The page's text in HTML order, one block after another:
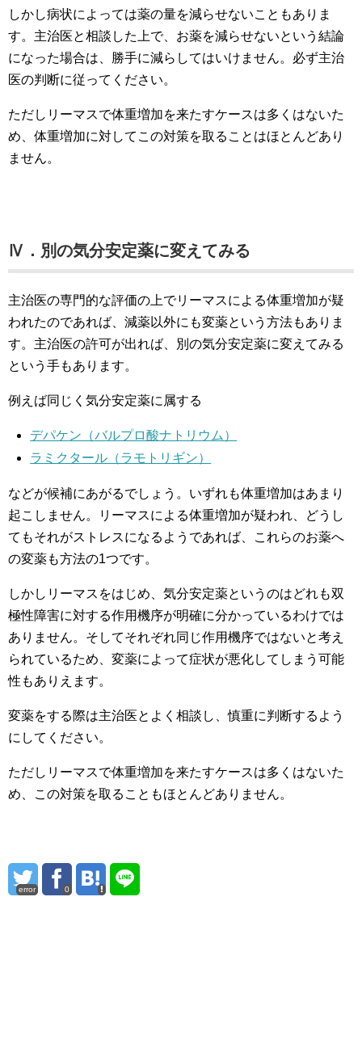
しかし病状によっては薬の量を減らせないこともありま
す。主治医と相談した上で、お薬を減らせないという結論
になった場合は、勝手に減らしてはいけません。必ず主治
医の判断に従ってください。
ただしリーマスで体重増加を来たすケースは多くはないた
め、体重増加に対してこの対策を取ることはほとんどあり
ません。
Ⅳ．別の気分安定薬に変えてみる
主治医の専門的な評価の上でリーマスによる体重増加が疑
われたのであれば、減薬以外にも変薬という方法もありま
す。主治医の許可が出れば、別の気分安定薬に変えてみる
という手もあります。
例えば同じく気分安定薬に属する
デパケン（バルプロ酸ナトリウム）
ラミクタール（ラモトリギン）
などが候補にあがるでしょう。いずれも体重増加はあまり
起こしません。リーマスによる体重増加が疑われ、どうし
てもそれがストレスになるようであれば、これらのお薬へ
の変薬も方法の1つです。
しかしリーマスをはじめ、気分安定薬というのはどれも双
極性障害に対する作用機序が明確に分かっているわけでは
ありません。そしてそれぞれ同じ作用機序ではないと考え
られているため、変薬によって症状が悪化してしまう可能
性もありえます。
変薬をする際は主治医とよく相談し、慎重に判断するよう
にしてください。
ただしリーマスで体重増加を来たすケースは多くはないた
め、この対策を取ることもほとんどありません。
error 0